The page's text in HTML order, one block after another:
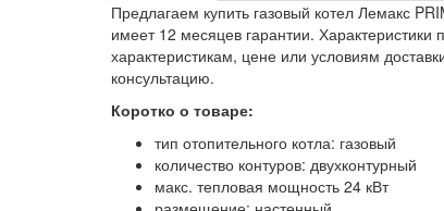
Предлагаем купить газовый котел Лемакс
имеет 12 месяцев гарантии. Характеристики
характеристикам, цене или условиям
консультацию.
Коротко о товаре:
тип отопительного котла: газовый
количество контуров: двухконтурный
макс. тепловая мощность 24 кВт